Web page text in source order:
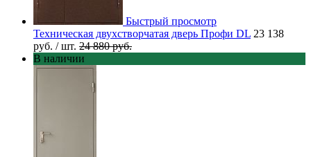
Быстрый просмотр
Техническая двухстворчатая дверь Профи DL 23 138
руб. / шт. 24 880 руб.
В наличии